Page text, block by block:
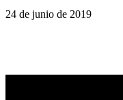
24 de junio de 2019